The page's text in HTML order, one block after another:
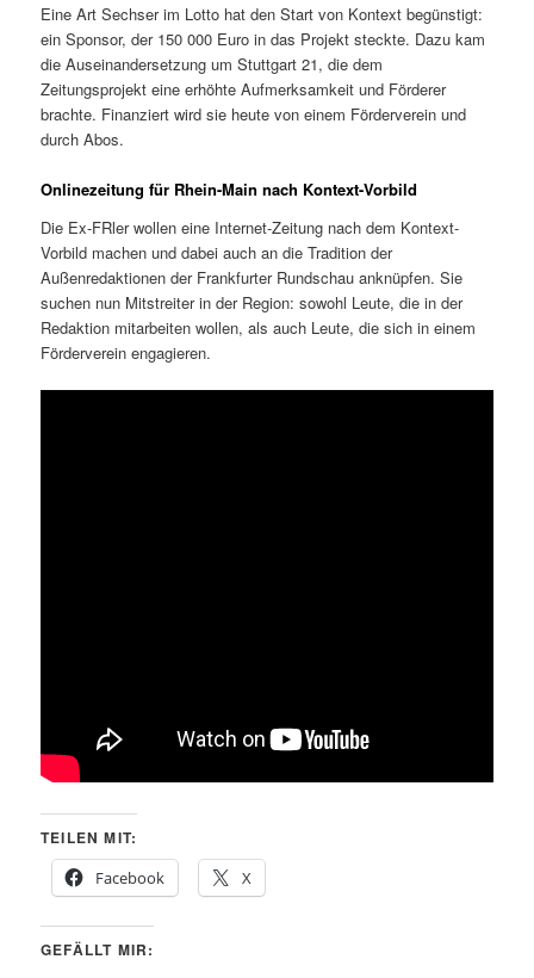
Eine Art Sechser im Lotto hat den Start von Kontext begünstigt:
ein Sponsor, der 150 000 Euro in das Projekt steckte. Dazu kam
die Auseinandersetzung um Stuttgart 21, die dem
Zeitungsprojekt eine erhöhte Aufmerksamkeit und Förderer
brachte. Finanziert wird sie heute von einem Förderverein und
durch Abos.
Onlinezeitung für Rhein-Main nach Kontext-Vorbild
Die Ex-FRler wollen eine Internet-Zeitung nach dem Kontext-
Vorbild machen und dabei auch an die Tradition der
Außenredaktionen der Frankfurter Rundschau anknüpfen. Sie
suchen nun Mitstreiter in der Region: sowohl Leute, die in der
Redaktion mitarbeiten wollen, als auch Leute, die sich in einem
Förderverein engagieren.
TEILEN MIT:
Facebook
X
GEFÄLLT MIR: